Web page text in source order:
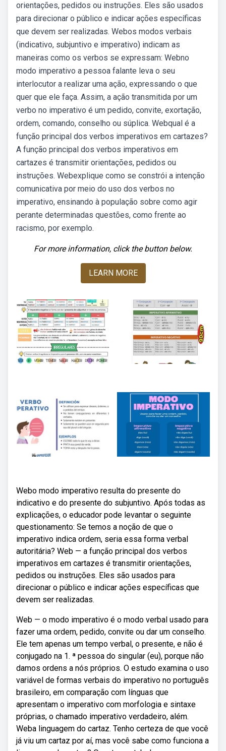
orientações, pedidos ou instruções. Eles são usados
para direcionar o público e indicar ações específicas
que devem ser realizadas. Webos modos verbais
(indicativo, subjuntivo e imperativo) indicam as
maneiras como os verbos se expressam: Webno
modo imperativo a pessoa falante leva o seu
interlocutor a realizar uma ação, expressando o que
quer que ele faça. Assim, a ação transmitida por um
verbo no imperativo é um pedido, convite, exortação,
ordem, comando, conselho ou súplica. Webqual é a
função principal dos verbos imperativos em cartazes?
A função principal dos verbos imperativos em
cartazes é transmitir orientações, pedidos ou
instruções. Webexplique como se constrói a intenção
comunicativa por meio do uso dos verbos no
imperativo, ensinando à população sobre como agir
perante determinadas questões, como frente ao
racismo, por exemplo.
For more information, click the button below.
LEARN MORE
Webo modo imperativo resulta do presente do
indicativo e do presente do subjuntivo. Após todas as
explicações, o educador pode levantar o seguinte
questionamento: Se temos a noção de que o
imperativo indica ordem, seria essa forma verbal
autoritária? Web — a função principal dos verbos
imperativos em cartazes é transmitir orientações,
pedidos ou instruções. Eles são usados para
direcionar o público e indicar ações específicas que
devem ser realizadas.
Web — o modo imperativo é o modo verbal usado para
fazer uma ordem, pedido, convite ou dar um conselho.
Ele tem apenas um tempo verbal, o presente, e não é
conjugado na 1. ª pessoa do singular (eu), porque não
damos ordens a nós próprios. O estudo examina o uso
variável de formas verbais do imperativo no português
brasileiro, em comparação com línguas que
apresentam o imperativo com morfologia e sintaxe
próprias, o chamado imperativo verdadeiro, além.
Weba linguagem do cartaz. Tenho certeza de que você
já viu um cartaz por aí, mas você sabe como funciona a